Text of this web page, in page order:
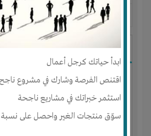
ابدأ حياتك كرجل أعمال
اقتنص الفرصة وشارك في مشروع ناجح
استثمر خبراتك في مشاريع ناجحة
سوّق منتجات الغير واحصل على نسبة
آخر ظهور: : منذ 1 سنة
anaanas204 mohammad